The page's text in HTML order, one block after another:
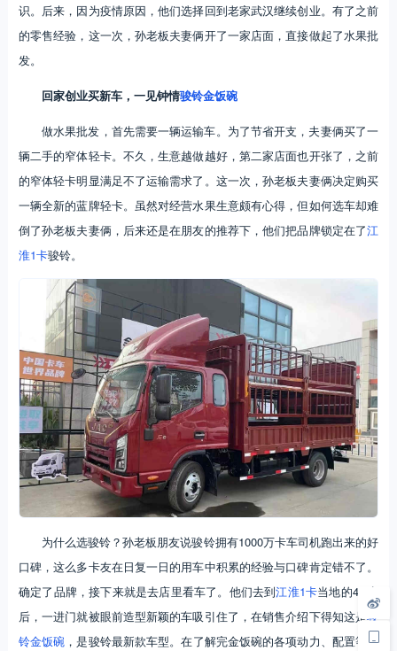
识。后来，因为疫情原因，他们选择回到老家武汉继续创业。有了之前
的零售经验，这一次，孙老板夫妻俩开了一家店面，直接做起了水果批
发。
回家创业买新车，一见钟情骏铃金饭碗
做水果批发，首先需要一辆运输车。为了节省开支，夫妻俩买了一
辆二手的窄体轻卡。不久，生意越做越好，第二家店面也开张了，之前
的窄体轻卡明显满足不了运输需求了。这一次，孙老板夫妻俩决定购买
一辆全新的蓝牌轻卡。虽然对经营水果生意颇有心得，但如何选车却难
倒了孙老板夫妻俩，后来还是在朋友的推荐下，他们把品牌锁定在了江
淮1卡骏铃。
为什么选骏铃？孙老板朋友说骏铃拥有1000万卡车司机跑出来的好
口碑，这么多卡友在日复一日的用车中积累的经验与口碑肯定错不了。
确定了品牌，接下来就是去店里看车了。他们去到江淮1卡当地的4S店
后，一进门就被眼前造型新颖的车吸引住了，在销售介绍下得知这是骏
铃金饭碗 ，是骏铃最新款车型。在了解完金饭碗的各项动力、配置等信